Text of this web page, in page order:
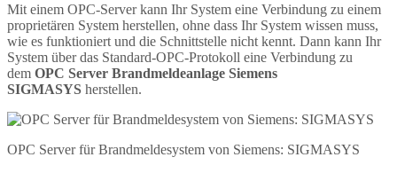
Mit einem OPC-Server kann Ihr System eine Verbindung zu einem
proprietären System herstellen, ohne dass Ihr System wissen muss,
wie es funktioniert und die Schnittstelle nicht kennt. Dann kann Ihr
System über das Standard-OPC-Protokoll eine Verbindung zu
dem OPC Server Brandmeldeanlage Siemens
SIGMASYS herstellen.
OPC Server für Brandmeldesystem von Siemens: SIGMASYS